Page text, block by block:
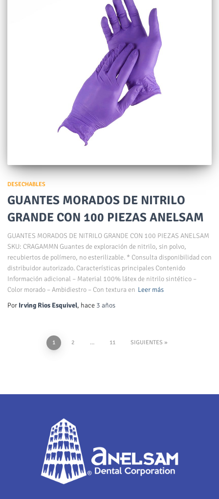
DESECHABLES
GUANTES MORADOS DE NITRILO
GRANDE CON 100 PIEZAS ANELSAM
GUANTES MORADOS DE NITRILO GRANDE CON 100 PIEZAS ANELSAM
SKU: CRAGAMMN Guantes de exploración de nitrilo, sin polvo,
recubiertos de polímero, no esterilizable. * Consulta disponibilidad con
distribuidor autorizado. Características principales Contenido
Información adicional – Material 100% látex de nitrilo sintético –
Color morado – Ambidiestro – Con textura en Leer más
Por Irving Rios Esquivel, hace 3 años
1 2 … 11 SIGUIENTES